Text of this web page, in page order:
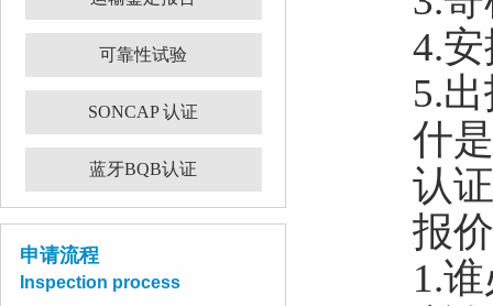
可靠性试验
SONCAP 认证
蓝牙BQB认证
申请流程
Inspection process
4.
5.
什
认
报
1.